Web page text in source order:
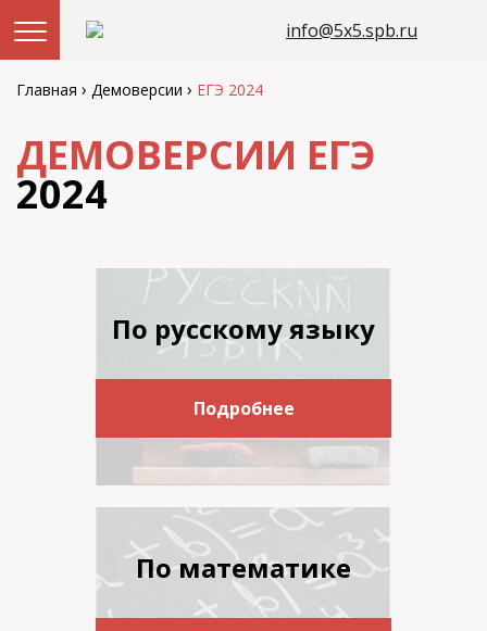
Перейти
содержанию
info@5x5.spb.ru
Главная › Демоверсии › ЕГЭ 2024
ДЕМОВЕРСИИ ЕГЭ
2024
По русскому языку
Подробнее
По математике